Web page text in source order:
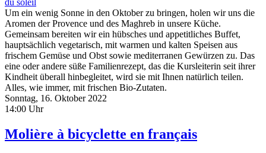
Um ein wenig Sonne in den Oktober zu bringen, holen wir uns die
Aromen der Provence und des Maghreb in unsere Küche.
Gemeinsam bereiten wir ein hübsches und appetitliches Buffet,
hauptsächlich vegetarisch, mit warmen und kalten Speisen aus
frischem Gemüse und Obst sowie mediterranen Gewürzen zu. Das
eine oder andere süße Familienrezept, das die Kursleiterin seit ihrer
Kindheit überall hinbegleitet, wird sie mit Ihnen natürlich teilen.
Alles, wie immer, mit frischen Bio-Zutaten.
Sonntag, 16. Oktober 2022
14:00 Uhr
Molière à bicyclette en français